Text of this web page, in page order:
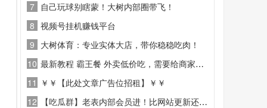
7 自己玩球别瞎蒙！大树内部圈带飞！
8 视频号挂机赚钱平台
9 大树体育：专业实体大店，带你稳稳吃肉！
10 最新教程 霸王餐 外卖低价吃，需要给商家好评
11 ￥￥【此处文章广告位招租】￥￥
12
【吃瓜群】老表内部会员进！比网站更新还精彩！